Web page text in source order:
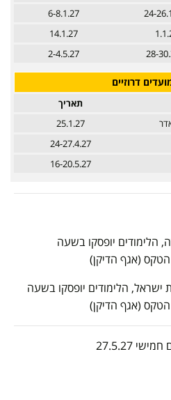
24-
6-8.1.27
14.1.27
28-
2-4.5.27
דרוזיים
תאריך
25.1.27
24-27.4.27
16-20.5.27
הלימודים יופסקו בשעה
ישראל, הלימודים יופסקו בשעה
27.5.27